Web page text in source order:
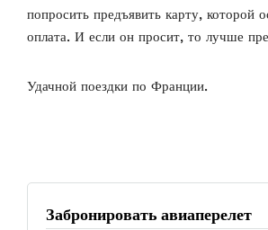
попросить предъявить карту, которой
оплата. И если он просит, то лучше
Удачной поездки по Франции.
Забронировать авиаперелет